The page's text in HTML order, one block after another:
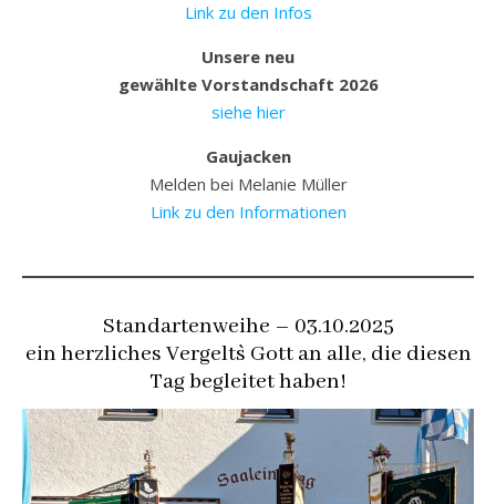
Link zu den Infos
Unsere neu
gewählte Vorstandschaft 2026
siehe hier
Gaujacken
Melden bei Melanie Müller
Link zu den Informationen
Standartenweihe – 03.10.2025
ein herzliches Vergelt`s Gott an alle, die diesen
Tag begleitet haben!